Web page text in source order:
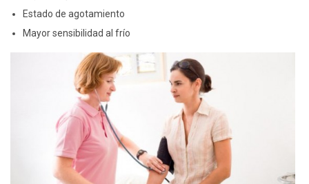
Estado de agotamiento
Mayor sensibilidad al frío